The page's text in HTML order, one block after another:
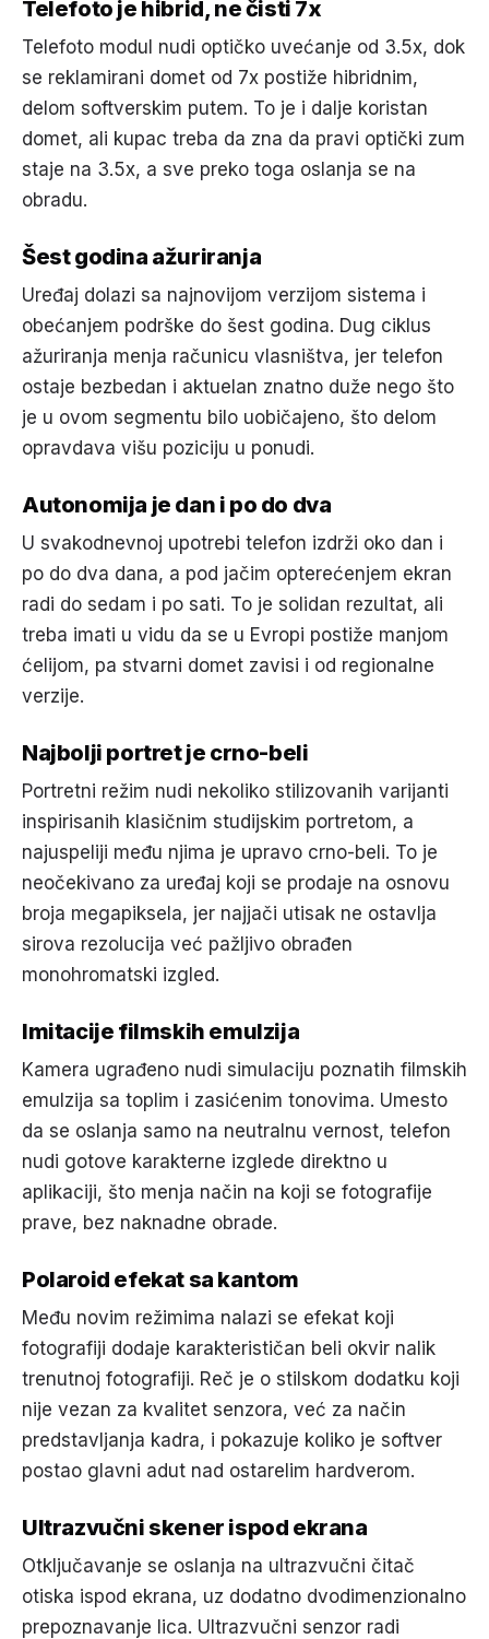
Telefoto je hibrid, ne čisti 7x
Telefoto modul nudi optičko uvećanje od 3.5x, dok
se reklamirani domet od 7x postiže hibridnim,
delom softverskim putem. To je i dalje koristan
domet, ali kupac treba da zna da pravi optički zum
staje na 3.5x, a sve preko toga oslanja se na
obradu.
Šest godina ažuriranja
Uređaj dolazi sa najnovijom verzijom sistema i
obećanjem podrške do šest godina. Dug ciklus
ažuriranja menja računicu vlasništva, jer telefon
ostaje bezbedan i aktuelan znatno duže nego što
je u ovom segmentu bilo uobičajeno, što delom
opravdava višu poziciju u ponudi.
Autonomija je dan i po do dva
U svakodnevnoj upotrebi telefon izdrži oko dan i
po do dva dana, a pod jačim opterećenjem ekran
radi do sedam i po sati. To je solidan rezultat, ali
treba imati u vidu da se u Evropi postiže manjom
ćelijom, pa stvarni domet zavisi i od regionalne
verzije.
Najbolji portret je crno-beli
Portretni režim nudi nekoliko stilizovanih varijanti
inspirisanih klasičnim studijskim portretom, a
najuspeliji među njima je upravo crno-beli. To je
neočekivano za uređaj koji se prodaje na osnovu
broja megapiksela, jer najjači utisak ne ostavlja
sirova rezolucija već pažljivo obrađen
monohromatski izgled.
Imitacije filmskih emulzija
Kamera ugrađeno nudi simulaciju poznatih filmskih
emulzija sa toplim i zasićenim tonovima. Umesto
da se oslanja samo na neutralnu vernost, telefon
nudi gotove karakterne izglede direktno u
aplikaciji, što menja način na koji se fotografije
prave, bez naknadne obrade.
Polaroid efekat sa kantom
Među novim režimima nalazi se efekat koji
fotografiji dodaje karakterističan beli okvir nalik
trenutnoj fotografiji. Reč je o stilskom dodatku koji
nije vezan za kvalitet senzora, već za način
predstavljanja kadra, i pokazuje koliko je softver
postao glavni adut nad ostarelim hardverom.
Ultrazvučni skener ispod ekrana
Otključavanje se oslanja na ultrazvučni čitač
otiska ispod ekrana, uz dodatno dvodimenzionalno
prepoznavanje lica. Ultrazvučni senzor radi